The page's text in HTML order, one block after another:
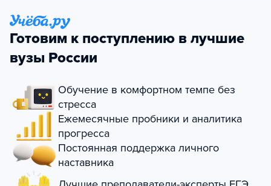
Готовим к поступлению в лучшие
вузы России
Обучение в комфортном темпе без
стресса
Ежемесячные пробники и аналитика
прогресса
Постоянная поддержка личного
наставника